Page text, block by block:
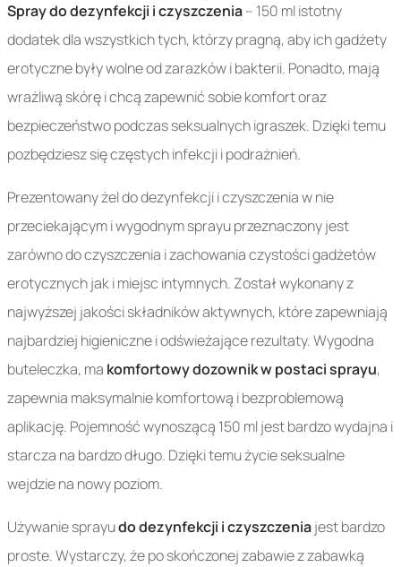
Spray do dezynfekcji i czyszczenia– 150 ml istotny
dodatek dla wszystkich tych, którzy pragną, aby ich gadżety
erotyczne były wolne od zarazków i bakterii. Ponadto, mają
wrażliwą skórę i chcą zapewnić sobie komfort oraz
bezpieczeństwo podczas seksualnych igraszek. Dzięki temu
pozbędziesz się częstych infekcji i podrażnień.
Prezentowany żel do dezynfekcji i czyszczenia w nie
przeciekającym i wygodnym sprayu przeznaczony jest
zarówno do czyszczenia i zachowania czystości gadżetów
erotycznych jak i miejsc intymnych. Został wykonany z
najwyższej jakości składników aktywnych, które zapewniają
najbardziej higieniczne i odświeżające rezultaty. Wygodna
buteleczka, ma komfortowy dozownik w postaci sprayu,
zapewnia maksymalnie komfortową i bezproblemową
aplikację. Pojemność wynoszącą 150 ml jest bardzo wydajna i
starcza na bardzo długo. Dzięki temu życie seksualne
wejdzie na nowy poziom.
Używanie sprayudo dezynfekcji i czyszczeniajest bardzo
proste. Wystarczy, że po skończonej zabawie z zabawką